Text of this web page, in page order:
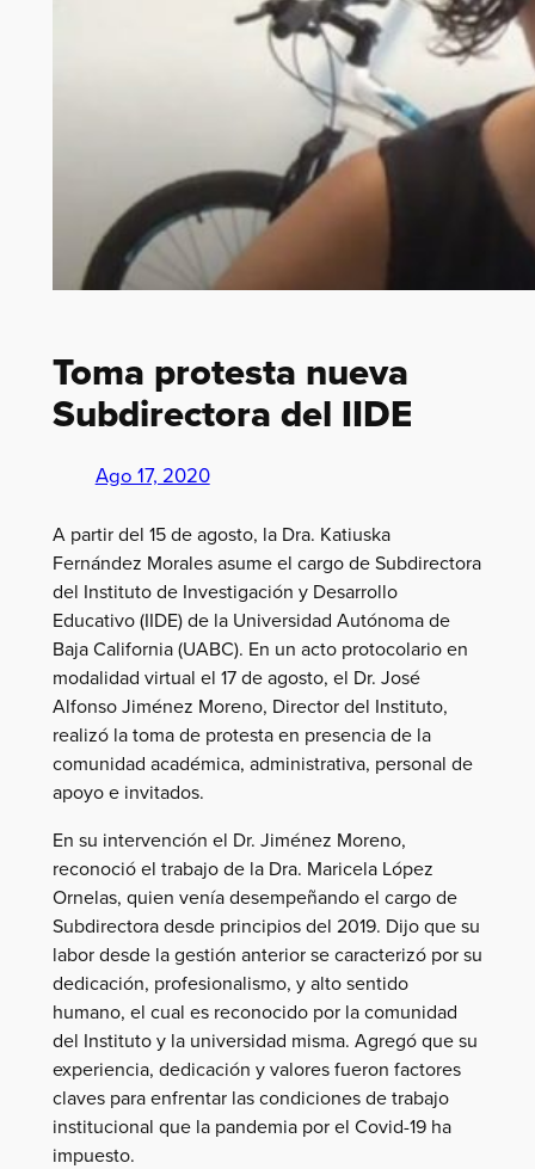
Toma protesta nueva
Subdirectora del IIDE
Ago 17, 2020
A partir del 15 de agosto, la Dra. Katiuska
Fernández Morales asume el cargo de Subdirectora
del Instituto de Investigación y Desarrollo
Educativo (IIDE) de la Universidad Autónoma de
Baja California (UABC). En un acto protocolario en
modalidad virtual el 17 de agosto, el Dr. José
Alfonso Jiménez Moreno, Director del Instituto,
realizó la toma de protesta en presencia de la
comunidad académica, administrativa, personal de
apoyo e invitados.
En su intervención el Dr. Jiménez Moreno,
reconoció el trabajo de la Dra. Maricela López
Ornelas, quien venía desempeñando el cargo de
Subdirectora desde principios del 2019. Dijo que su
labor desde la gestión anterior se caracterizó por su
dedicación, profesionalismo, y alto sentido
humano, el cual es reconocido por la comunidad
del Instituto y la universidad misma. Agregó que su
experiencia, dedicación y valores fueron factores
claves para enfrentar las condiciones de trabajo
institucional que la pandemia por el Covid-19 ha
impuesto.